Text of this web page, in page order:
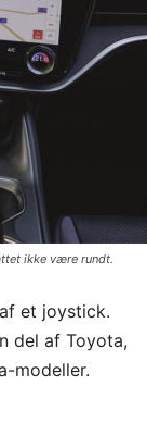
ikke være rundt.
et joystick.
del af Toyota,
modeller.